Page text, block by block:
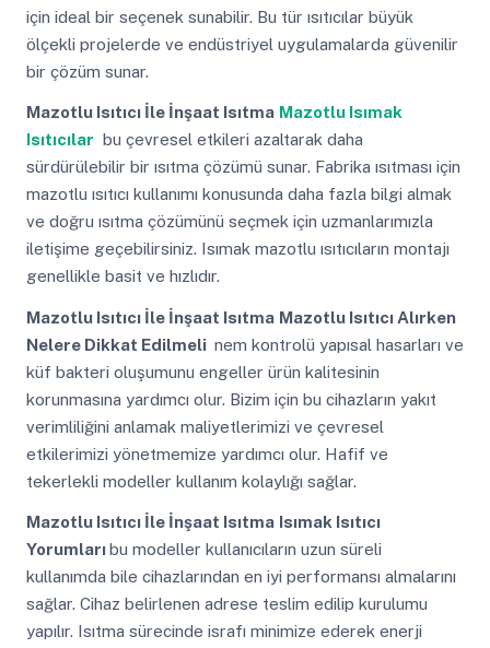
için ideal bir seçenek sunabilir. Bu tür ısıtıcılar büyük
ölçekli projelerde ve endüstriyel uygulamalarda güvenilir
bir çözüm sunar.
Mazotlu Isıtıcı İle İnşaat Isıtma Mazotlu Isımak
Isıtıcılar bu çevresel etkileri azaltarak daha
sürdürülebilir bir ısıtma çözümü sunar. Fabrika ısıtması için
mazotlu ısıtıcı kullanımı konusunda daha fazla bilgi almak
ve doğru ısıtma çözümünü seçmek için uzmanlarımızla
iletişime geçebilirsiniz. Isımak mazotlu ısıtıcıların montajı
genellikle basit ve hızlıdır.
Mazotlu Isıtıcı İle İnşaat Isıtma Mazotlu Isıtıcı Alırken
Nelere Dikkat Edilmeli nem kontrolü yapısal hasarları ve
küf bakteri oluşumunu engeller ürün kalitesinin
korunmasına yardımcı olur. Bizim için bu cihazların yakıt
verimliliğini anlamak maliyetlerimizi ve çevresel
etkilerimizi yönetmemize yardımcı olur. Hafif ve
tekerlekli modeller kullanım kolaylığı sağlar.
Mazotlu Isıtıcı İle İnşaat Isıtma Isımak Isıtıcı
Yorumları bu modeller kullanıcıların uzun süreli
kullanımda bile cihazlarından en iyi performansı almalarını
sağlar. Cihaz belirlenen adrese teslim edilip kurulumu
yapılır. Isıtma sürecinde israfı minimize ederek enerji